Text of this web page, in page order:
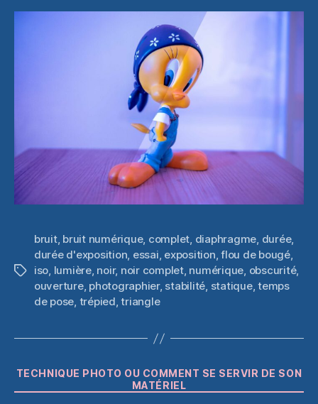
Étiquettes
bruit, bruit numérique, complet, diaphragme, durée,
durée d'exposition, essai, exposition,flou de bougé,
iso, lumière, noir, noir complet, numérique, obscurité,
ouverture, photographier, stabilité, statique,temps
de pose, trépied,triangle
Catégories
TECHNIQUE PHOTO OU COMMENT SE SERVIR DE SON
MATÉRIEL